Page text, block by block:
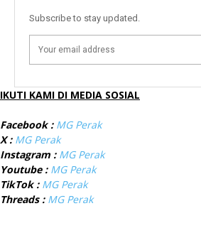
Subscribe to stay updated.
IKUTI KAMI DI MEDIA SOSIAL
Facebook : MG Perak
X : MG Perak
Instagram : MG Perak
Youtube : MG Perak
TikTok : MG Perak
Threads : MG Perak